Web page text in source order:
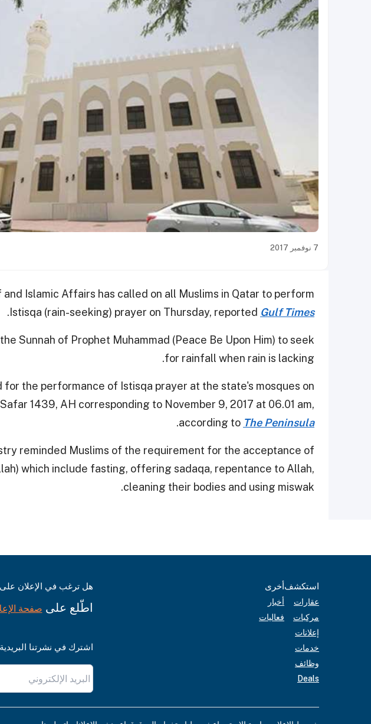
7 نوفمبر 2017
Islamic Affairs has called on all Muslims in Qatar to perform
Istisqa (rain-seeking) prayer on Thursday, reported Gulf Times
.
Sunnah of Prophet Muhammad (Peace Be Upon Him) to seek
for rainfall when rain is lacking.
for the performance of Istisqa prayer at the state's mosques on
1439, AH corresponding to November 9, 2017 at 06.01 am,
according to The Peninsula
.
reminded Muslims of the requirement for the acceptance of
which include fasting, offering sadaqa, repentance to Allah,
cleaning their bodies and using miswak.
استكشف
عقارات
مركبات
إعلانات
خدمات
وظائف
Deals
أخرى
أخبار
فعاليات
هل ترغب في الإعلان
اطّلع على صفحة
اشترك في نشرتنا